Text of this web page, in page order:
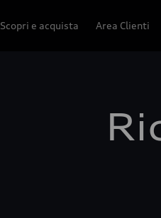
Scopri e acquista Area Clienti